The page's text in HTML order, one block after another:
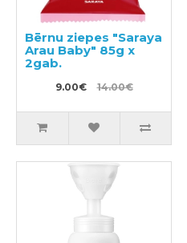
Bērnu ziepes "Saraya
Arau Baby" 85g x
2gab.
9.00€ 14.00€